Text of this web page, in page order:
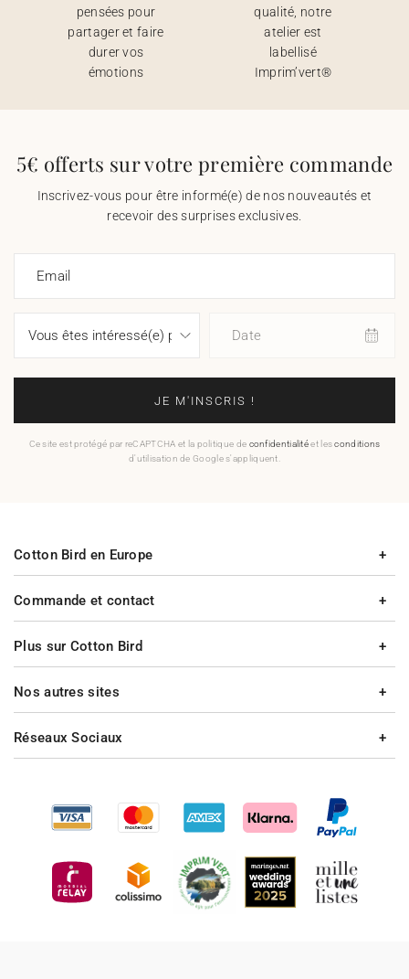
pensées pour
partager et faire
durer vos
émotions
qualité, notre
atelier est
labellisé
Imprim’vert®
5€ offerts sur votre première commande
Inscrivez-vous pour être informé(e) de nos nouveautés et
recevoir des surprises exclusives.
Email
Date
JE M'INSCRIS !
Ce site est protégé par reCAPTCHA et la politique de confidentialitéet lesconditions
d'utilisation de Google s'appliquent.
Commande et contact
Plus sur Cotton Bird
Cotton Bird en Europe
Nos autres sites
Réseaux Sociaux